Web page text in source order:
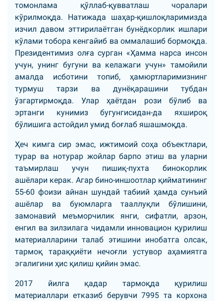
томонлама қўллаб-қувватлаш чоралари
кўрилмоқда. Натижада шаҳар-қишлоқларимизда
изчил давом эттирилаётган бунёдкорлик ишлари
кўлами тобора кенгайиб ва оммалашиб бормоқда.
Президентимиз олға сурган «Ҳамма нарса инсон
учун, унинг бугуни ва келажаги учун» тамойили
амалда исботини топиб, ҳамюртларимизнинг
турмуш тарзи ва дунёқарашини тубдан
ўзгартирмоқда. Улар ҳаётдан рози бўлиб ва
эртанги кунимиз бугунгисидан-да яхшироқ
бўлишига астойдил умид боғлаб яшашмоқда.
Ҳеч кимга сир эмас, ижтимоий соҳа объектлари,
турар ва нотурар жойлар барпо этиш ва уларни
таъмирлаш учун пишиқ-пухта бинокорлик
ашёлари керак. Агар бино-иншоотлар қийматининг
55-60 фоизи айнан шундай табиий ҳамда сунъий
ашёлар ва буюмларга тааллуқли бўлишини,
замонавий меъморчилик янги, сифатли, арзон,
енгил ва зилзилага чидамли инновацион қурилиш
материалларини талаб этишини инобатга олсак,
тармоқ тараққиёти нечоғли устувор аҳамиятга
эгалигини ҳис қилиш қийин эмас.
2017 йилга қадар тармоқда қурилиш
материаллари етказиб берувчи 7995 та корхона